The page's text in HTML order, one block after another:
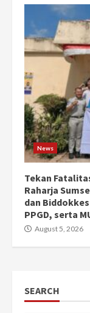
News
Tekan
Raharja
dan
PPGD, serta
August 5, 2026
SEARCH